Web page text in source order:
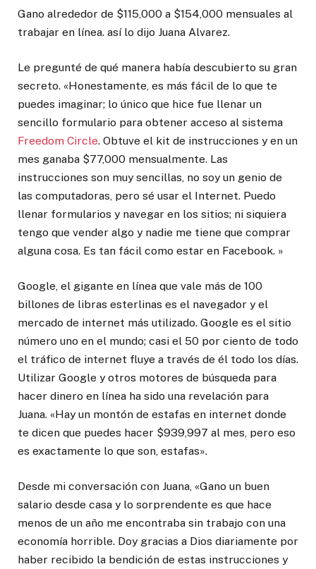
Gano alrededor de $115,000 a $154,000 mensuales al
trabajar en línea. así lo dijo Juana Alvarez.
Le pregunté de qué manera había descubierto su gran
secreto. «Honestamente, es más fácil de lo que te
puedes imaginar; lo único que hice fue llenar un
sencillo formulario para obtener acceso al sistema
Freedom Circle. Obtuve el kit de instrucciones y en un
mes ganaba $77,000 mensualmente. Las
instrucciones son muy sencillas, no soy un genio de
las computadoras, pero sé usar el Internet. Puedo
llenar formularios y navegar en los sitios; ni siquiera
tengo que vender algo y nadie me tiene que comprar
alguna cosa. Es tan fácil como estar en Facebook. »
Google, el gigante en línea que vale más de 100
billones de libras esterlinas es el navegador y el
mercado de internet más utilizado. Google es el sitio
número uno en el mundo; casi el 50 por ciento de todo
el tráfico de internet fluye a través de él todo los días.
Utilizar Google y otros motores de búsqueda para
hacer dinero en línea ha sido una revelación para
Juana. «Hay un montón de estafas en internet donde
te dicen que puedes hacer $939,997 al mes, pero eso
es exactamente lo que son, estafas».
Desde mi conversación con Juana, «Gano un buen
salario desde casa y lo sorprendente es que hace
menos de un año me encontraba sin trabajo con una
economía horrible. Doy gracias a Dios diariamente por
haber recibido la bendición de estas instrucciones y